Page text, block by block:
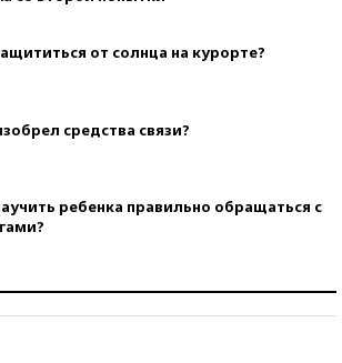
от солнца на курорте?
средства связи?
ребенка правильно обращаться с